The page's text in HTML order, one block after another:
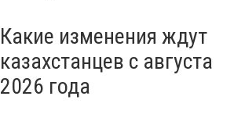
Какие изменения ждут
казахстанцев с августа
2026 года